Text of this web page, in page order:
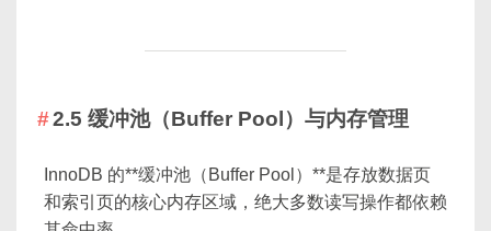
2.5 缓冲池（Buffer Pool）与内存管理
InnoDB 的**缓冲池（Buffer Pool）**是存放数据页
和索引页的核心内存区域，绝大多数读写操作都依赖